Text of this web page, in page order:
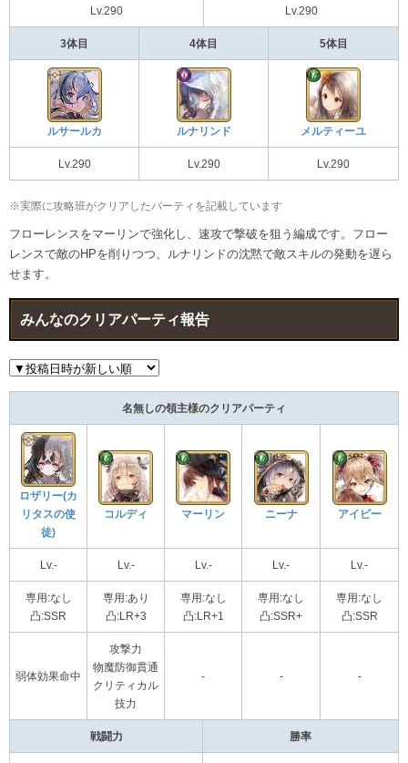
Lv.290 Lv.290
3体目 4体目 5体目
ルサールカ ルナリンド メルティーユ
Lv.290 Lv.290 Lv.290
※実際に攻略班がクリアしたパーティを記載しています
フローレンスをマーリンで強化し、速攻で撃破を狙う編成です。フロー
レンスで敵のHPを削りつつ、ルナリンドの沈黙で敵スキルの発動を遅ら
せます。
みんなのクリアパーティ報告
名無しの領主様のクリアパーティ
ロザリー(カ
リタスの使
徒)
コルディ マーリン ニーナ アイビー
Lv.- Lv.- Lv.- Lv.- Lv.-
専用:なし
凸:SSR
専用:あり
凸:LR+3
専用:なし
凸:LR+1
専用:なし
凸:SSR+
専用:なし
凸:SSR
弱体効果命中
攻撃力
物魔防御貫通
クリティカル
技力
- - -
戦闘力 勝率